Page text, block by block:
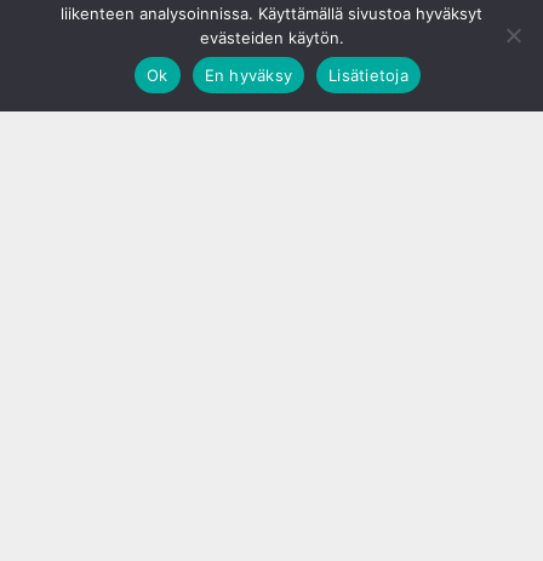
liikenteen analysoinnissa. Käyttämällä sivustoa hyväksyt
evästeiden käytön.
Ok
En hyväksy Lisätietoja